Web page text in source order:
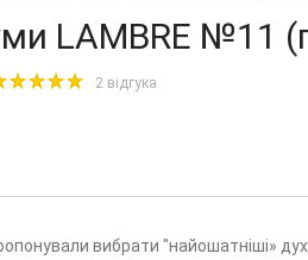
LAMBRE №11
2 відгука
вибрати "найошатніші»